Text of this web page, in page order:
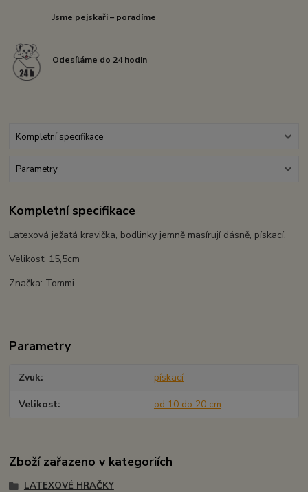
Jsme pejskaři – poradíme
Odesíláme do 24 hodin
Kompletní specifikace
Parametry
Kompletní specifikace
Latexová ježatá kravička, bodlinky jemně masírují dásně, pískací.
Velikost: 15,5cm
Značka: Tommi
Parametry
Zvuk pískací
Velikost od 10 do 20 cm
Zboží zařazeno v kategoriích
LATEXOVÉ HRAČKY